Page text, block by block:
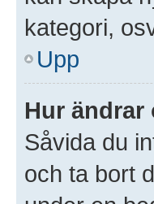
kategori,
Upp
Hur ändrar
Såvida du
och ta bort